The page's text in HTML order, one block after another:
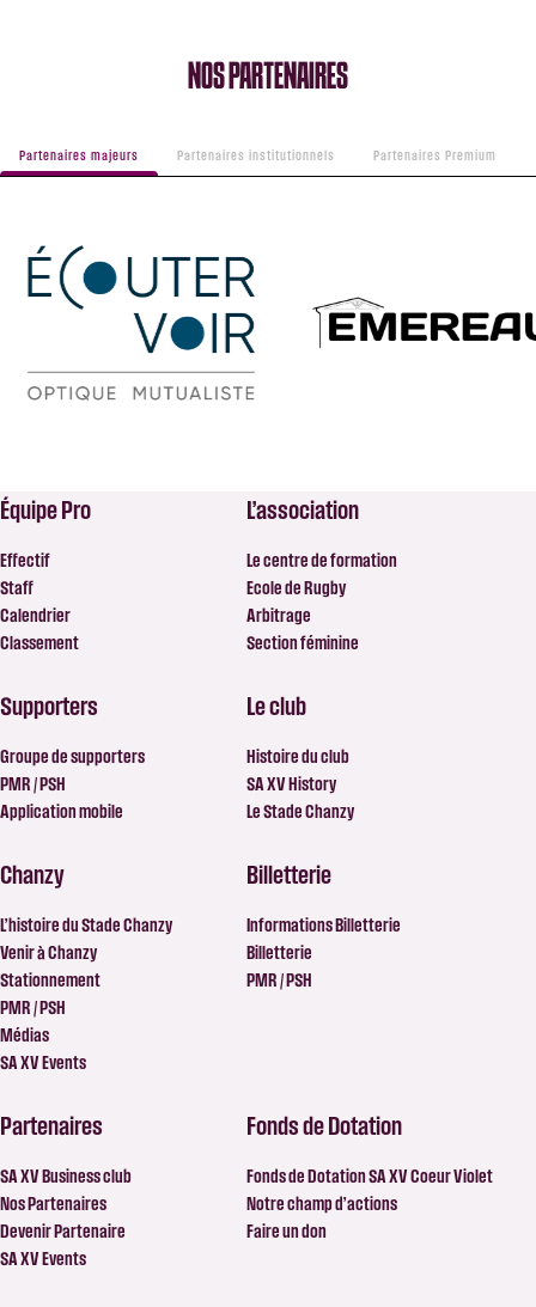
NOS PARTENAIRES
Partenaires majeurs Partenaires institutionnels Partenaires Premium
Équipe Pro
Effectif
Staff
Calendrier
Classement
L’association
Le centre de formation
Ecole de Rugby
Arbitrage
Section féminine
Supporters
Groupe de supporters
PMR / PSH
Application mobile
Le club
Histoire du club
SA XV History
Le Stade Chanzy
Chanzy
L’histoire du Stade Chanzy
Venir à Chanzy
Stationnement
PMR / PSH
Médias
SA XV Events
Billetterie
Informations Billetterie
Billetterie
PMR / PSH
Partenaires
SA XV Business club
Nos Partenaires
Devenir Partenaire
SA XV Events
Fonds de Dotation
Fonds de Dotation SA XV Coeur Violet
Notre champ d’actions
Faire un don